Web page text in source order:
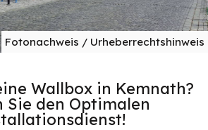
Fotonachweis / Urheberrechtshinweis
Wallbox in Kemnath?
Sie den Optimalen